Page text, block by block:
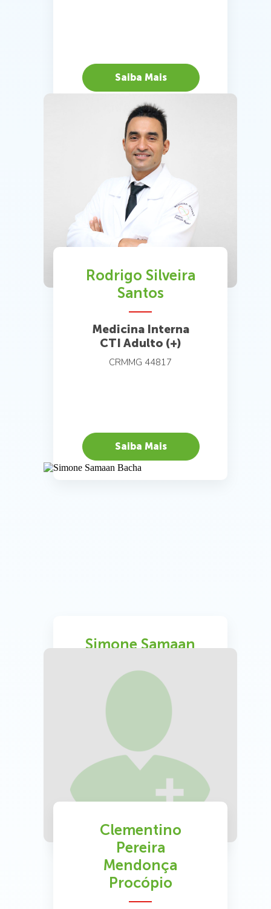
Saiba Mais
Rodrigo Silveira
Santos
Medicina Interna
CTI Adulto (+)
CRMMG 44817
Saiba Mais
Simone Samaan
Medicina Interna
CRMMG 20699
Clementino
Pereira
Mendonça
Procópio